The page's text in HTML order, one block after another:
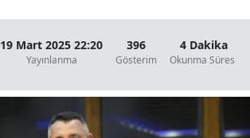
Çanakkale
Çankırı
Denizli
19 Mart 2025 22:20
Yayınlanma
396
Gösterim
4 Dakika
Okunma Süresi